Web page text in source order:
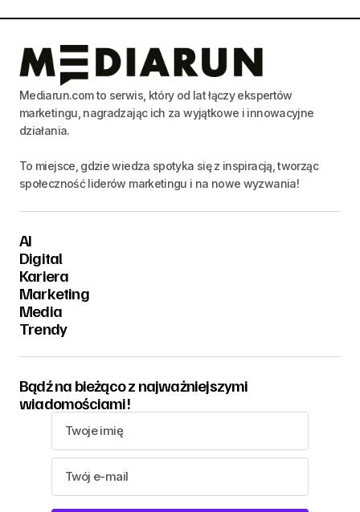
Mediarun.com to serwis, który od lat łączy ekspertów
marketingu, nagradzając ich za wyjątkowe i innowacyjne
działania.
To miejsce, gdzie wiedza spotyka się z inspiracją, tworząc
społeczność liderów marketingu i na nowe wyzwania!
AI
Digital
Kariera
Marketing
Media
Trendy
Bądź na bieżąco z najważniejszymi
wiadomościami!